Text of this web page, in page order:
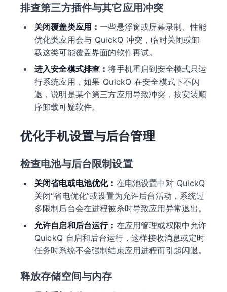
排查第三方插件与其它应用冲突
关闭覆盖类应用：一些悬浮窗或屏幕录制、性能
优化类应用会与 QuickQ 冲突，临时关闭或卸
载这类可能覆盖界面的软件再试。
进入安全模式排查：将手机重启到安全模式只运
行系统应用，如果 QuickQ 在安全模式下不闪
退，说明是某个第三方应用导致冲突，按安装顺
序卸载可疑软件。
优化手机设置与后台管理
检查电池与后台限制设置
关闭省电或电池优化： 在电池设置中对 QuickQ
关闭“省电优化”或设置为允许后台活动，系统过
多限制后台会在进程被杀时导致应用异常退出。
允许自启和后台运行： 在应用管理或权限中允许
QuickQ 自启和后台运行，这样接收消息或定时
任务时系统不会强制结束应用进程而引起闪退。
释放存储空间与内存